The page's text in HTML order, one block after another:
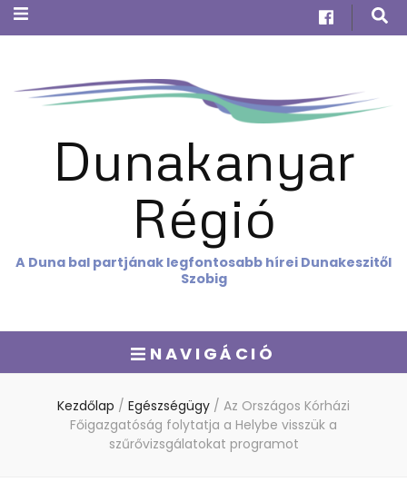
Dunakanyar
Régió
A Duna bal partjának legfontosabb hírei Dunakeszitől
Szobig
NAVIGÁCIÓ
Kezdőlap / Egészségügy / Az Országos Kórházi
Főigazgatóság folytatja a Helybe visszük a
szűrővizsgálatokat programot